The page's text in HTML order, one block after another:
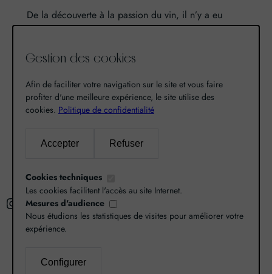
De la découverte à la passion du vin, il n’y a eu
qu’un pas. Un pas que nous avons franchi en faisant
là est né World Grands Crus avec pour mission de
nos terroirs.
Recherche
c
Instagram X
L’abus d’alcool est dangereux pour la santé,
Gestion des cookies
Afin de faciliter votre navigation sur le site et vous faire
profiter d'une meilleure expérience, le site utilise des
cookies. Politique de confidentialité
Accepter Refuser
Cookies techniques
Les cookies facilitent l'accès au site Internet.
Mesures d'audience
Nous étudions les statistiques de visites pour améliorer votre
expérience.
Configurer